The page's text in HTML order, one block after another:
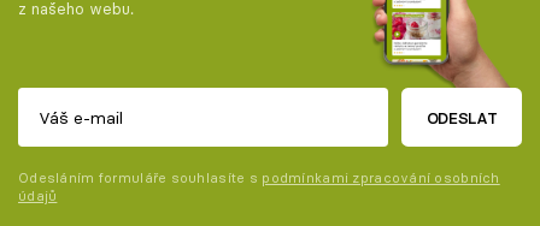
z našeho webu.
ODESLAT
Odesláním formuláře souhlasíte s podmínkami zpracování osobních
údajů